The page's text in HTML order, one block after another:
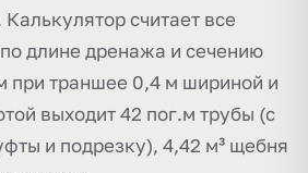
считает все
длине дренажа и сечению
при траншее 0,4 м шириной и
выходит 42 пог.м трубы (с
и подрезку), 4,42 м³ щебня